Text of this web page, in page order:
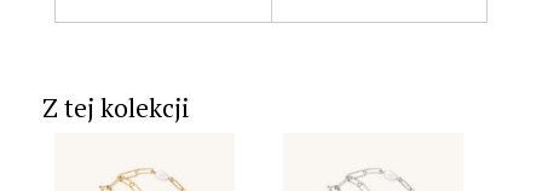
Z tej kolekcji